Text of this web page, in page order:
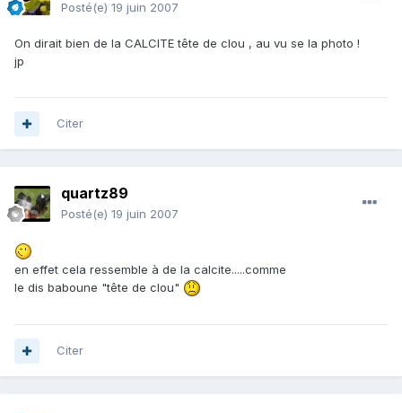
Posté(e) 19 juin 2007
On dirait bien de la CALCITE tête de clou , au vu se la photo !
jp
Citer
quartz89
Posté(e) 19 juin 2007
en effet cela ressemble à de la calcite.....comme
le dis baboune "tête de clou"
Citer